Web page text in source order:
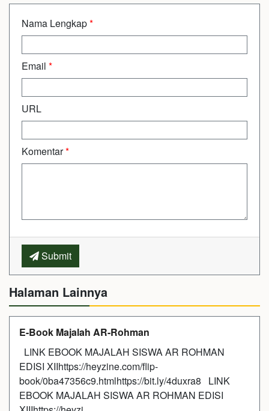
Nama Lengkap*
Email *
URL
Komentar*
Submit
Halaman Lainnya
E-Book Majalah AR-Rohman
LINK EBOOK MAJALAH SISWA AR ROHMAN
EDISI XIIhttps://heyzine.com/flip-
book/0ba47356c9.htmlhttps://bit.ly/4duxra8 LINK
EBOOK MAJALAH SISWA AR ROHMAN EDISI